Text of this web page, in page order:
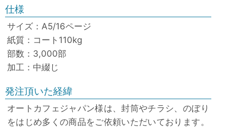
仕様
サイズ：A5/16ページ
紙質：コート110kg
部数：3,000部
加工：中綴じ
発注頂いた経緯
オートカフェジャパン様は、封筒やチラシ、のぼり
をはじめ多くの商品をご依頼いただいております。